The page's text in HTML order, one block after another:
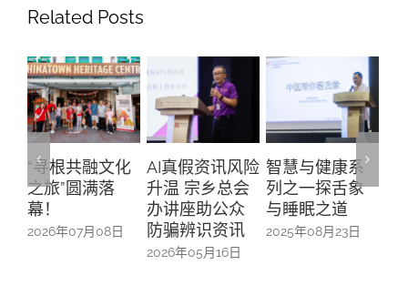
Related Posts
共融文化
”圆满落
07月08日
AI真假资讯风险
升温 宗乡总会
办讲座助公众
防骗辨识资讯
2026年05月16日
智慧与健康系
列之一探舌象
与睡眠之道
2025年08月23日
“新加坡文
行证”助推
参与迈出
一步